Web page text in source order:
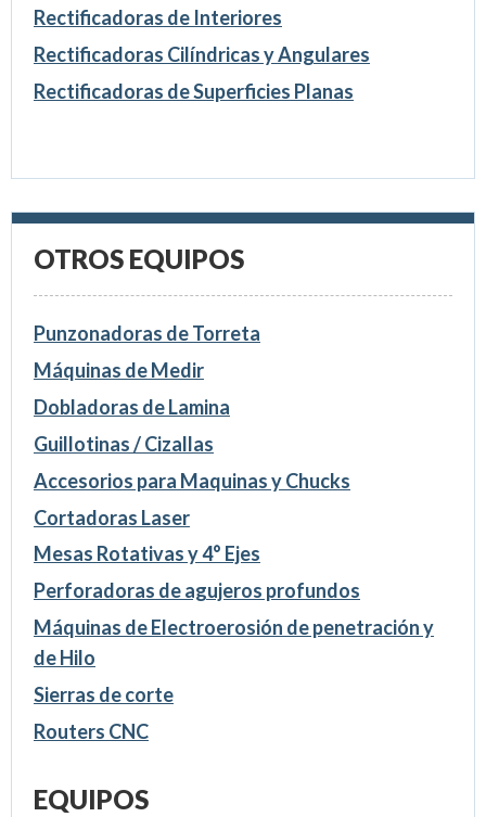
Rectificadoras de Interiores
Rectificadoras Cilíndricas y Angulares
Rectificadoras de Superficies Planas
OTROS EQUIPOS
Punzonadoras de Torreta
Máquinas de Medir
Dobladoras de Lamina
Guillotinas / Cizallas
Accesorios para Maquinas y Chucks
Cortadoras Laser
Mesas Rotativas y 4° Ejes
Perforadoras de agujeros profundos
Máquinas de Electroerosión de penetración y
de Hilo
Sierras de corte
Routers CNC
EQUIPOS